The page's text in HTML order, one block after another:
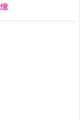
些動作當成沒有禮